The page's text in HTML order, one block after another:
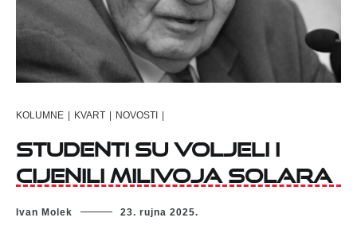
KOLUMNE | KVART | NOVOSTI |
Studenti su voljeli i
cijenili Milivoja Solara
Ivan Molek 23. rujna 2025.